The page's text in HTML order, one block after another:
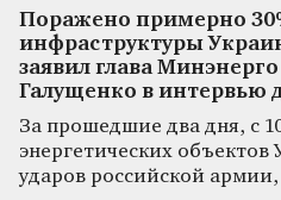
Поражено примерно
инфраструктуры
заявил глава
Галущенко в интервью
За прошедшие два дня, с
энергетических
ударов российской